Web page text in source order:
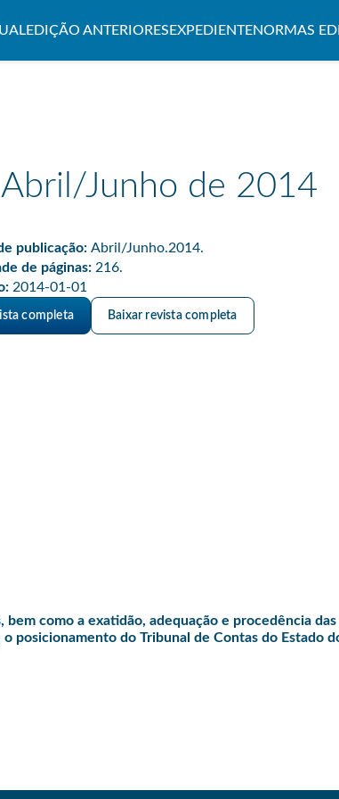
EDIÇÃO ANTERIORES EXPEDIENTENORMAS
Junho de 2014
publicação: Abril/Junho.2014.
de páginas: 216.
2014-01-01
completa Baixar revista completa
como a exatidão, adequação e procedência
posicionamento do Tribunal de Contas do Estado